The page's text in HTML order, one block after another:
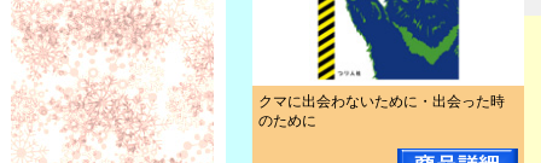
クマに出会わないために・出会った時
のために